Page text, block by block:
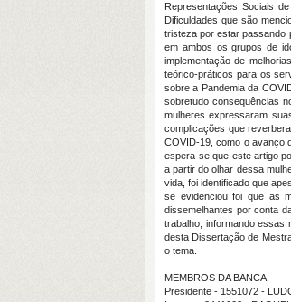
Representações Sociais
Dificuldades que são
tristeza por estar passando
em ambos os grupos de
implementação de
teórico-práticos para os
sobre a Pandemia da
sobretudo consequências
mulheres expressaram
complicações que
COVID-19, como o avanço
espera-se que este artigo
a partir do olhar dessa
vida, foi identificado que
se evidenciou foi que as
dissemelhantes por conta
trabalho, informando essas
desta Dissertação de
o tema.
MEMBROS DA BANCA:
Presidente - 1551072 -